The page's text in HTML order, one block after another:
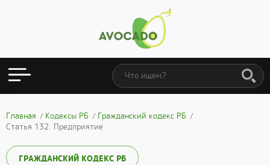
Главная Кодексы РБ
Гражданский кодекс РБ
Статья 132. Предприятие
ГРАЖДАНСКИЙ КОДЕКС РБ